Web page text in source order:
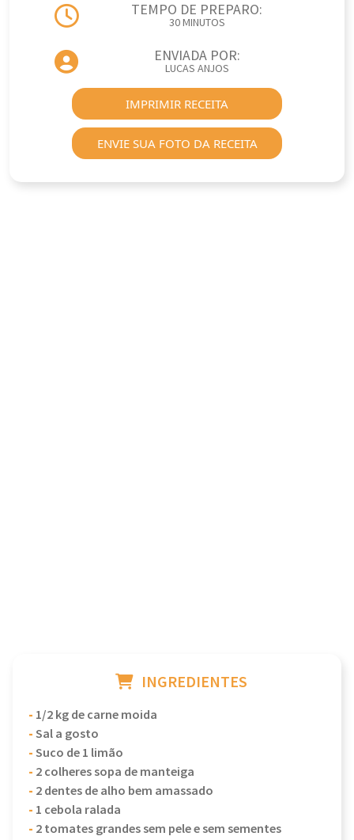
TEMPO DE PREPARO:
30 MINUTOS
ENVIADA POR:
LUCAS ANJOS
IMPRIMIR RECEITA
ENVIE SUA FOTO DA RECEITA
INGREDIENTES
- 1/2 kg de carne moida
-Sal a gosto
-Suco de 1 limão
- 2 colheres sopa de manteiga
- 2 dentes de alho bem amassado
- 1 cebola ralada
- 2 tomates grandes sem pele e sem sementes